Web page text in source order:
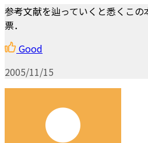
参考文献を辿っていくと悉くこ
票．
Good
2005/11/15